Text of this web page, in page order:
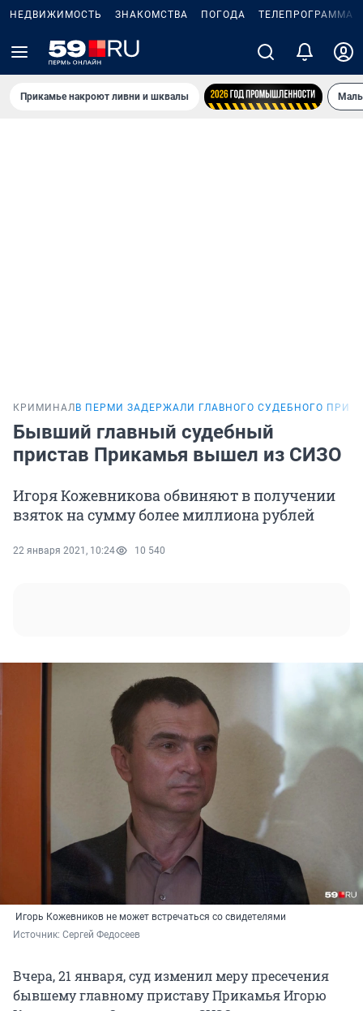
НЕДВИЖИМОСТЬ ЗНАКОМСТВА ПОГОДА ТЕЛЕПРОГРАММА
Прикамье накроют ливни и шквалы
КРИМИНАЛ В ПЕРМИ ЗАДЕРЖАЛИ ГЛАВНОГО СУДЕБНОГО
Бывший главный судебный
пристав Прикамья вышел из СИЗО
Игоря Кожевникова обвиняют в получении
взяток на сумму более миллиона рублей
22 января 2021, 10:24 10 540
Игорь Кожевников не может встречаться со свидетелями
Источник: Сергей Федосеев
Вчера, 21 января, суд изменил меру пресечения
бывшему главному приставу Прикамья Игорю